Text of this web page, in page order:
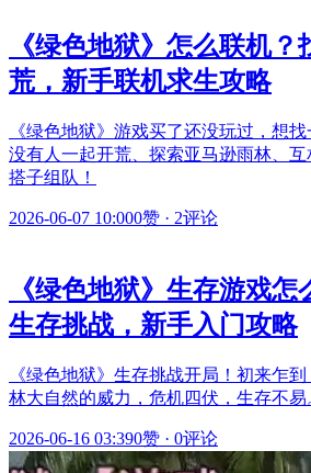
《绿色地狱》怎么联机
荒，新手联机求生攻略
《绿色地狱》游戏买了还没玩过，想
没有人一起开荒、探索亚马逊雨林、
搭子组队！
2026-06-07 10:000赞 · 2评论
《绿色地狱》生存游戏
生存挑战，新手入门攻略
《绿色地狱》生存挑战开局！初来乍
林大自然的威力，危机四伏，生存不易
2026-06-16 03:390赞 · 0评论